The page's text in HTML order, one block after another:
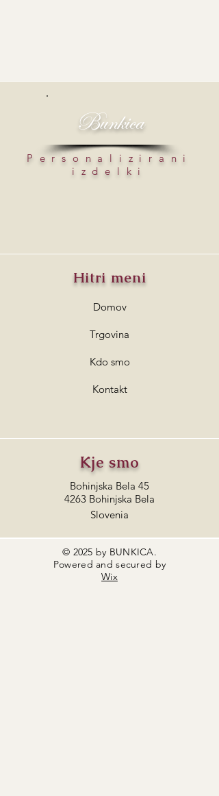
Bunkica
Personalizirani
izdelki
Hitri meni
Domov
Trgovina
Kdo smo
Kontakt
Kje smo
Bohinjska Bela 45
4263 Bohinjska Bela
Slovenia
© 2025 by BUNKICA.
Powered and secured by
Wix